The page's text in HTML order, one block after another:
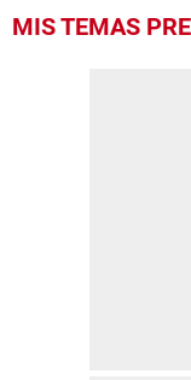
MIS TEMAS